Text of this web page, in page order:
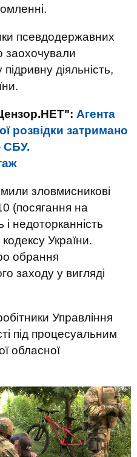
псевдодержавних
заохочували
діяльність,
Агента
розвідки затримано
СБУ.
зловмисникові
(посягання на
і недоторканність
України.
обрання
заходу у вигляді
Управління
під процесуальним
обласної